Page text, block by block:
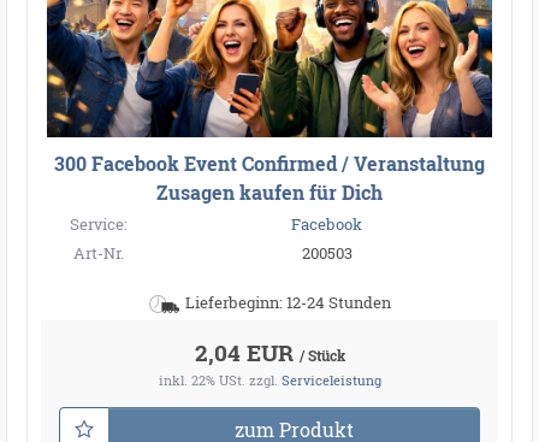
300 Facebook Event Confirmed / Veranstaltung
Zusagen kaufen für Dich
Service:
Facebook
Art-Nr.
200503
Lieferbeginn: 12-24 Stunden
2,04 EUR / Stück
inkl. 22% USt. zzgl. Serviceleistung
zum Produkt